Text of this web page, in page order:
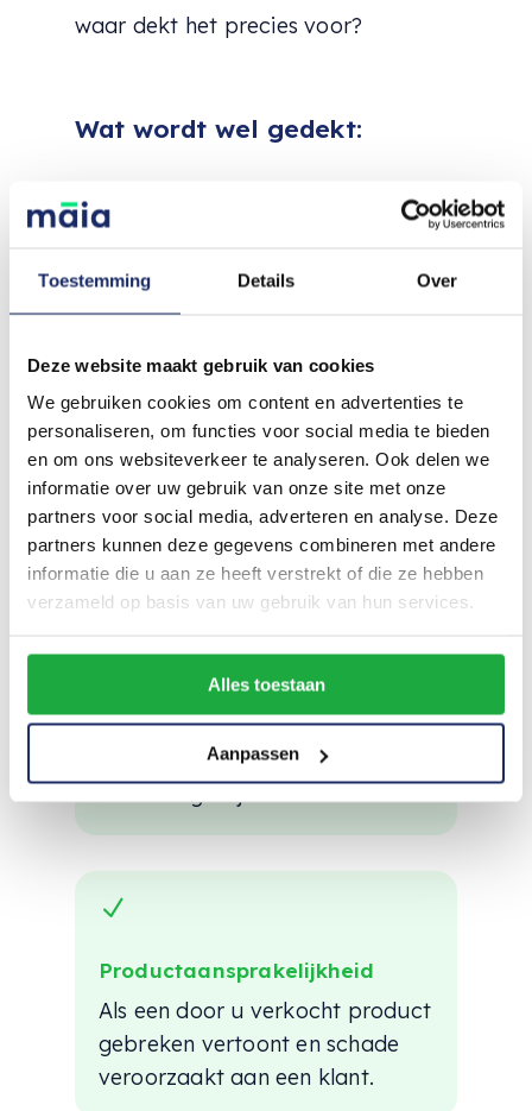
Toestemming Details Over
Deze website maakt gebruik van cookies
We gebruiken cookies om content en advertenties te
personaliseren, om functies voor social media te bieden
en om ons websiteverkeer te analyseren. Ook delen we
informatie over uw gebruik van onze site met onze
partners voor social media, adverteren en analyse. Deze
partners kunnen deze gegevens combineren met andere
informatie die u aan ze heeft verstrekt of die ze hebben
verzameld op basis van uw gebruik van hun services.
Alles toestaan
Aanpassen
waar dekt het precies voor?
Wat wordt wel gedekt:
N
Letselschade veroorzaakt
door bedrijfsactiviteiten
Als een klant uitglijdt over een
gewond raakt, wordt de schade
vergoed.
N
bedrijfsuitoefening
Als uw werknemer bij het
installeren van een apparaat
per ongeluk een muur
N
Productaansprakelijkheid
Als een door u verkocht product
gebreken vertoont en schade
veroorzaakt aan een klant.